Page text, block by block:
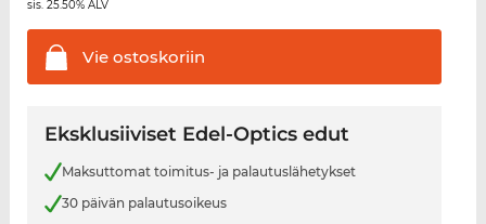
sis. 25.50% ALV
Vieostoskoriin
Eksklusiiviset Edel-Optics edut
Maksuttomat toimitus- ja palautuslähetykset
30 päivän palautusoikeus